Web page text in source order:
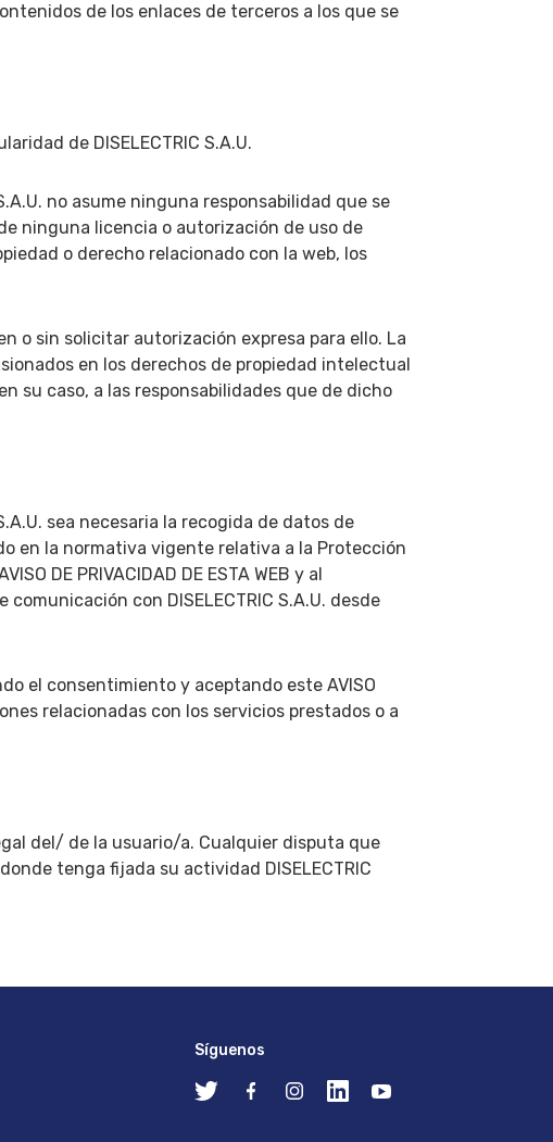
de los enlaces de terceros a los que se
de DISELECTRIC S.A.U.
no asume ninguna responsabilidad que se
ninguna licencia o autorización de uso de
o derecho relacionado con la web, los
o sin solicitar autorización expresa para ello. La
en los derechos de propiedad intelectual
su caso, a las responsabilidades que de dicho
sea necesaria la recogida de datos de
en la normativa vigente relativa a la Protección
DE PRIVACIDAD DE ESTA WEB y al
con DISELECTRIC S.A.U. desde
el consentimiento y aceptando este AVISO
relacionadas con los servicios prestados o a
del/ de la usuario/a. Cualquier disputa que
tenga fijada su actividad DISELECTRIC
Síguenos